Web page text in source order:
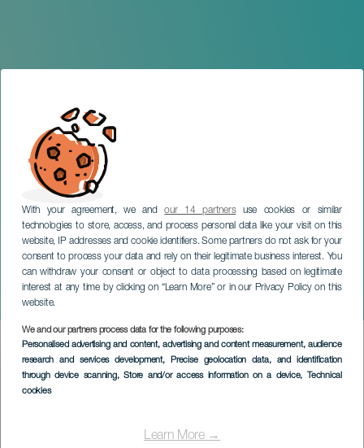
With your agreement, we andour 14 partnersuse cookies or similar
technologies to store, access, and process personal data like your visit on this
website, IP addresses and cookie identifiers. Some partners do not ask for your
consent to process your data and rely on their legitimate business interest. You
can withdraw your consent or object to data processing based on legitimate
interest at any time by clicking on “Learn More” or in our Privacy Policy on this
website.
We and our partners process data for the following purposes:
Personalised advertising and content, advertising and content measurement, audience
research and services development, Precise geolocation data, and identification
through device scanning, Store and/or access information on a device, Technical
cookies
Learn More →
II Triatlón Valle Gran Rey
LA GOMERA
Imagen
Listado